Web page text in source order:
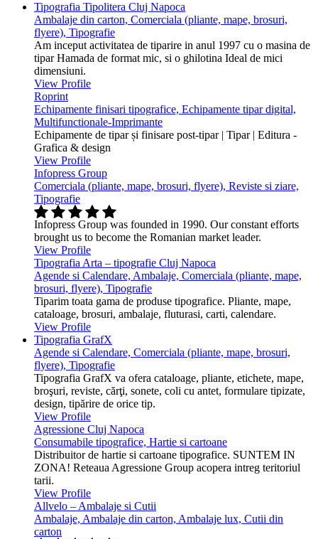
Tipografia Tipolitera Cluj Napoca
Ambalaje din carton, Comerciala (pliante, mape, brosuri,
flyere), Tipografie
Am inceput activitatea de tiparire in anul 1997 cu o masina de
tipar Hamada de format mic, si o ghilotina Ideal de mici
dimensiuni.
View Profile
Roprint
Echipamente finisari tipografice, Echipamente tipar digital,
Multifunctionale-Imprimante
Echipamente de tipar și finisare post-tipar | Tipar | Editura -
Grafica & design
View Profile
Infopress Group
Comerciala (pliante, mape, brosuri, flyere), Reviste si ziare,
Tipografie
Infopress Group was founded in 1990. Our constant efforts
brought us to become the Romanian market leader.
View Profile
Tipografia Arta – tipografie Cluj Napoca
Agende si Calendare, Ambalaje, Comerciala (pliante, mape,
brosuri, flyere), Tipografie
Tiparim toata gama de produse tipografice. Pliante, mape,
cataloage, brosuri, ambalaje, fluturasi, carti, calendare.
View Profile
Tipografia GrafX
Agende si Calendare, Comerciala (pliante, mape, brosuri,
flyere), Tipografie
Tipografia GrafX va ofera cataloage, pliante, etichete, mape,
broşuri, reviste, cărţi, sonete, coli cu antet, formulare tipizate,
design, tipărire de orice tip.
View Profile
Agressione Cluj Napoca
Consumabile tipografice, Hartie si cartoane
Distribuitor de hartie si cartoane tipografice. SUNTEM IN
ZONA! Reteaua Agressione Group acopera intreg teritoriul
tarii.
View Profile
Allvelo – Ambalaje si Cutii
Ambalaje, Ambalaje din carton, Ambalaje lux, Cutii din
carton